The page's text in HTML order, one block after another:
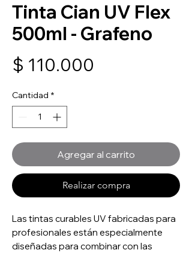
Tinta Cian UV Flex
500ml - Grafeno
$ 110.000
Cantidad *
Agregar al carrito
Realizar compra
Las tintas curables UV fabricadas para
profesionales están especialmente
diseñadas para combinar con las